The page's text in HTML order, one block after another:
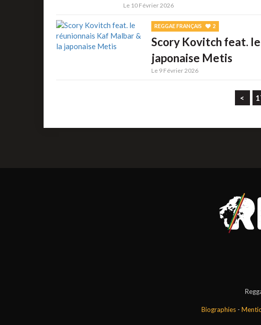
Le 10 Février 2026
REGGAE FRANÇAIS 2
Scory Kovitch feat.
japonaise Metis
Le 9 Février 2026
<
Biographies-